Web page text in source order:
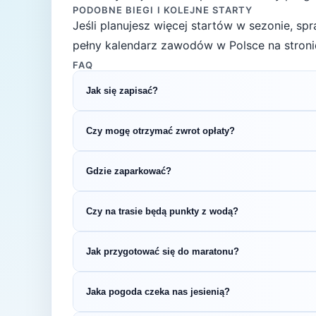
PODOBNE BIEGI I KOLEJNE STARTY
Jeśli planujesz więcej startów w sezonie,
pełny kalendarz zawodów w Polsce na
FAQ
Jak się zapisać?
rejestracyjnym.
Czy mogę otrzymać zwrot opłaty?
Gdzie zaparkować?
organizatora.
Czy na trasie będą punkty z wodą?
regulaminie zawodów.
Jak przygotować się do maratonu?
wybiegania w weekendy, treningi tempowe w
Jaka pogoda czeka nas jesienią?